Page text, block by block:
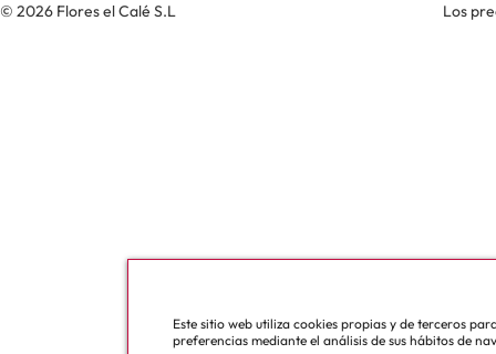
© 2026 Flores el Calé S.L Los
Este sitio web utiliza cookies propias y de terceros
preferencias mediante el análisis de sus hábitos de